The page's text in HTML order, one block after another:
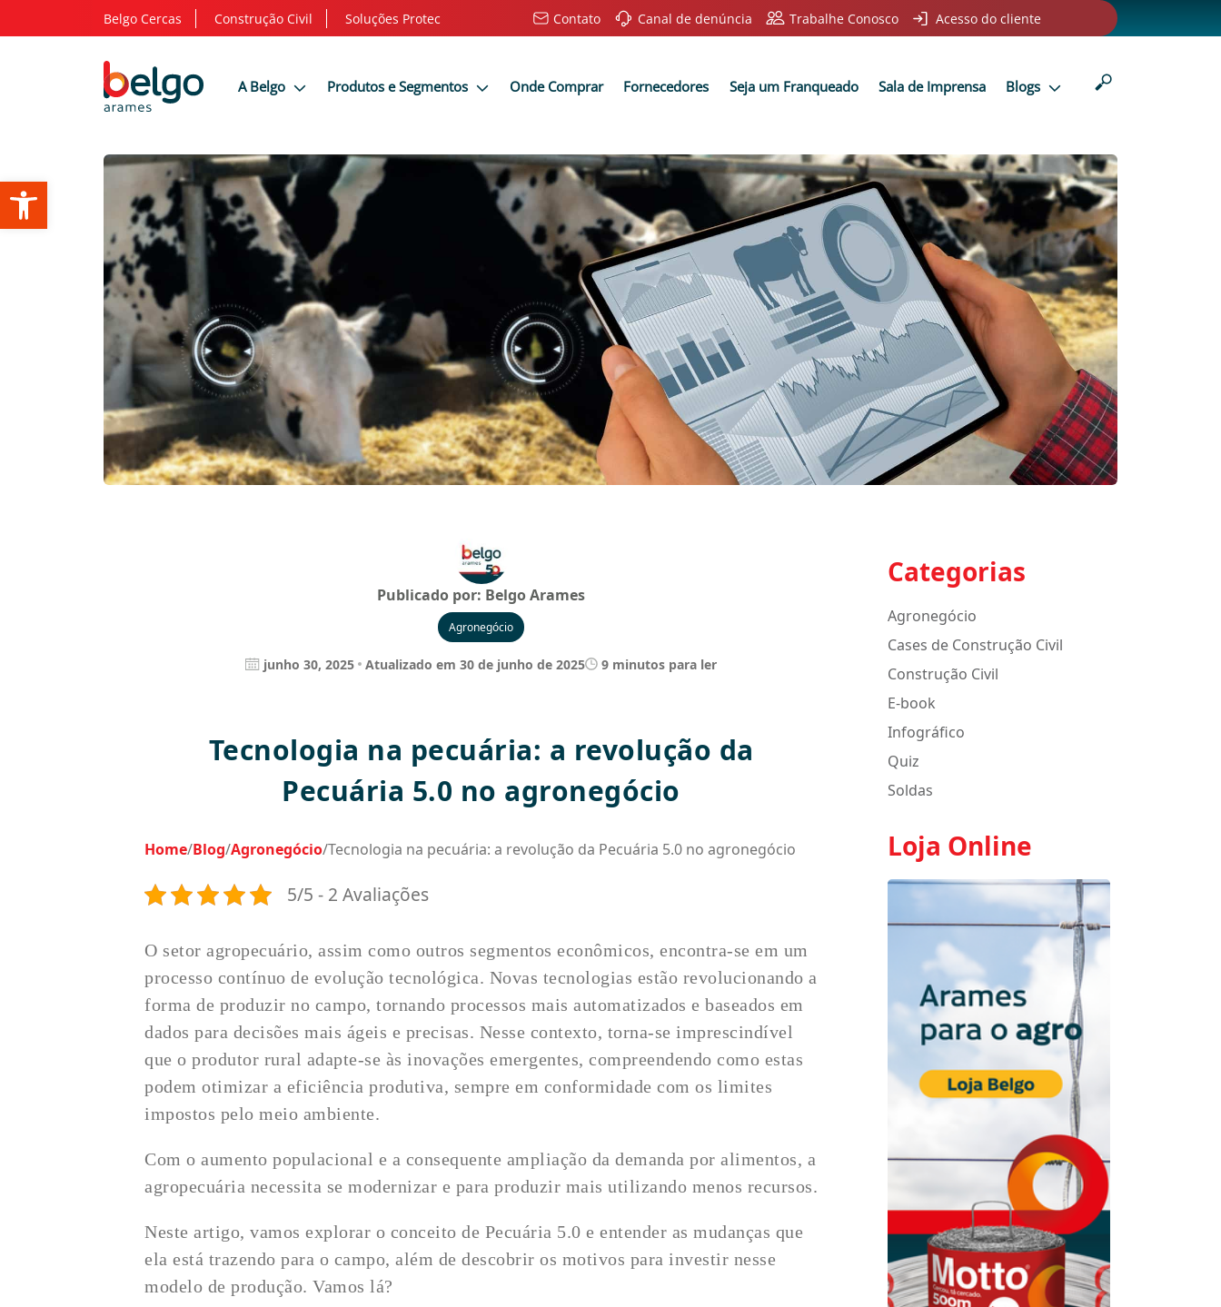
Abrir a barra de ferramentas
Belgo Cercas Construção Civil Soluções Protec Contato Canal de denúncia Trabalhe Conosco Acesso do cliente
A Belgo Produtos e Segmentos Onde Comprar Fornecedores Seja um Franqueado Sala de Imprensa Blogs
Publicado por: Belgo Arames
Agronegócio
junho 30, 2025 Atualizado em 30 de junho de 2025 9 minutos para ler
Tecnologia na pecuária: a revolução da
Pecuária 5.0 no agronegócio
Home/Blog/Agronegócio/Tecnologia na pecuária: a revolução da Pecuária 5.0 no agronegócio
5/5 - 2 Avaliações
O setor agropecuário, assim como outros segmentos econômicos, encontra-se em um
processo contínuo de evolução tecnológica. Novas tecnologias estão revolucionando a
forma de produzir no campo, tornando processos mais automatizados e baseados em
dados para decisões mais ágeis e precisas. Nesse contexto, torna-se imprescindível
que o produtor rural adapte-se às inovações emergentes, compreendendo como estas
podem otimizar a eficiência produtiva, sempre em conformidade com os limites
impostos pelo meio ambiente.
Com o aumento populacional e a consequente ampliação da demanda por alimentos, a
agropecuária necessita se modernizar e para produzir mais utilizando menos recursos.
Neste artigo, vamos explorar o conceito de Pecuária 5.0 e entender as mudanças que
ela está trazendo para o campo, além de descobrir os motivos para investir nesse
modelo de produção. Vamos lá?
Categorias
Agronegócio
Cases de Construção Civil
Construção Civil
E-book
Infográfico
Quiz
Soldas
Loja Online